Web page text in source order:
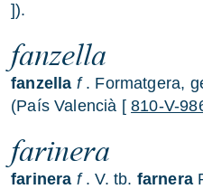
]).
fanzella
fanzella f. Formatgera,
(País Valencià [810-V-
farinera
farinera f. V. tb. farnera